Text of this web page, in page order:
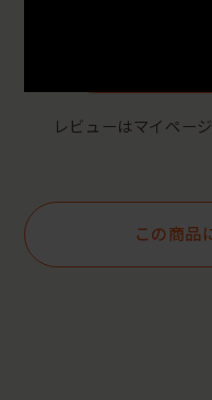
レビューはマイペー
この商品